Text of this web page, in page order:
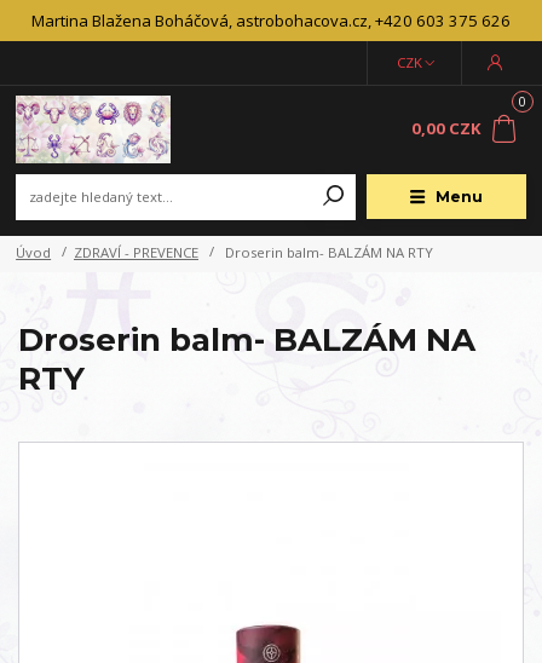
Martina Blažena Boháčová, astrobohacova.cz, +420 603 375 626
Menu
CZK
0
0,00 CZK
Úvod ZDRAVÍ - PREVENCE Droserin balm- BALZÁM NA RTY
Droserin balm- BALZÁM NA
RTY